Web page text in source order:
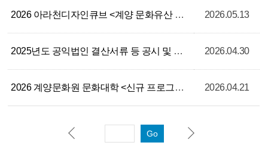
2026 아라천디자인큐브 <계양 문화유산 탐험대> 참여자 모집 안내 2026.05.13
2025년도 공익법인 결산서류 등 공시 및 연간 기부금 모금액, 활용실적 명세서 공고 2026.04.30
2026 계양문화원 문화대학 <신규 프로그램 수요조사> 설문 참여 안내 2026.04.21